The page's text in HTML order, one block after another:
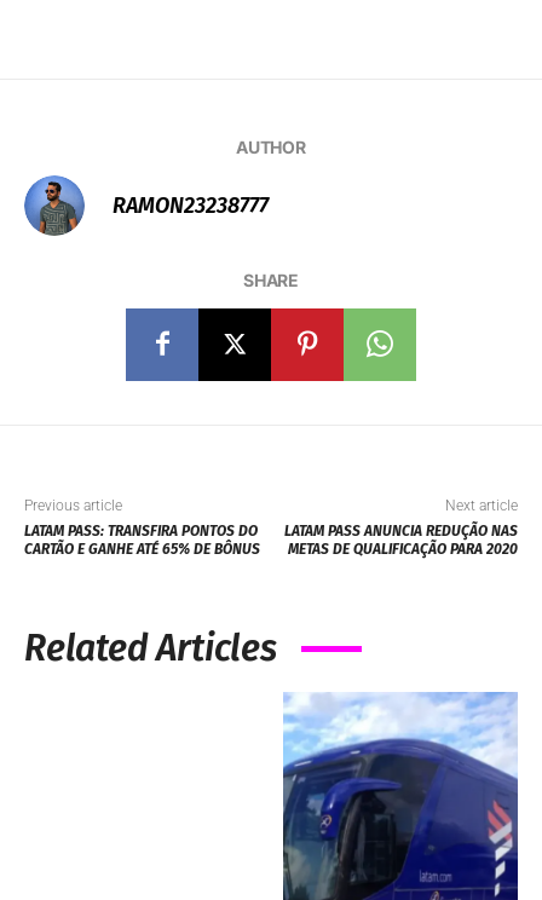
AUTHOR
RAMON23238777
SHARE
Previous article
LATAM PASS: TRANSFIRA PONTOS DO
CARTÃO E GANHE ATÉ 65% DE BÔNUS
Next article
LATAM PASS ANUNCIA REDUÇÃO NAS
METAS DE QUALIFICAÇÃO PARA 2020
Related Articles